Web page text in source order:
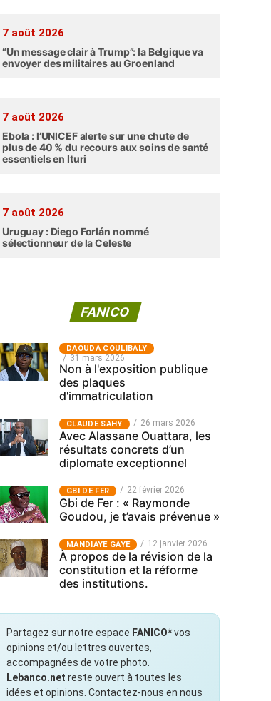
7 août 2026
“Un message clair à Trump”: la Belgique va
envoyer des militaires au Groenland
7 août 2026
Ebola : l’UNICEF alerte sur une chute de
plus de 40 % du recours aux soins de santé
essentiels en Ituri
7 août 2026
Uruguay : Diego Forlán nommé
sélectionneur de la Celeste
FANICO
‎DAOUDA COULIBALY
31 mars 2026
Non à l'exposition publique
des plaques
d'immatriculation
CLAUDE SAHY 26 mars 2026
Avec Alassane Ouattara, les
résultats concrets d’un
diplomate exceptionnel
GBI DE FER 22 février 2026
Gbi de Fer : « Raymonde
Goudou, je t’avais prévenue »
MANDIAYE GAYE 12 janvier 2026
À propos de la révision de la
constitution et la réforme
des institutions.
Partagez sur notre espace FANICO*vos
opinions et/ou lettres ouvertes,
accompagnées de votre photo.
Lebanco.net reste ouvert à toutes les
idées et opinions. Contactez-nous en nous